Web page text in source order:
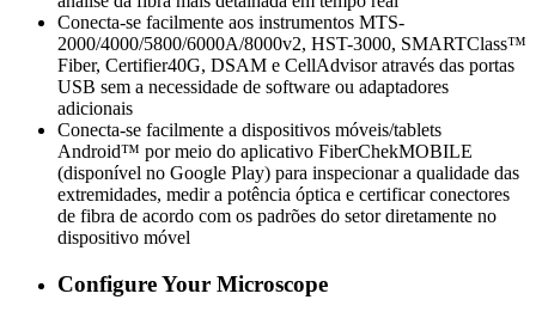
Conecta-se facilmente aos instrumentos MTS-
2000/4000/5800/6000A/8000v2, HST-3000, SMARTClass™
Fiber, Certifier40G, DSAM e CellAdvisor através das portas
USB sem a necessidade de software ou adaptadores
adicionais
Conecta-se facilmente a dispositivos móveis/tablets
Android™ por meio do aplicativo FiberChekMOBILE
(disponível no Google Play) para inspecionar a qualidade das
extremidades, medir a potência óptica e certificar conectores
de fibra de acordo com os padrões do setor diretamente no
dispositivo móvel
Configure Your Microscope